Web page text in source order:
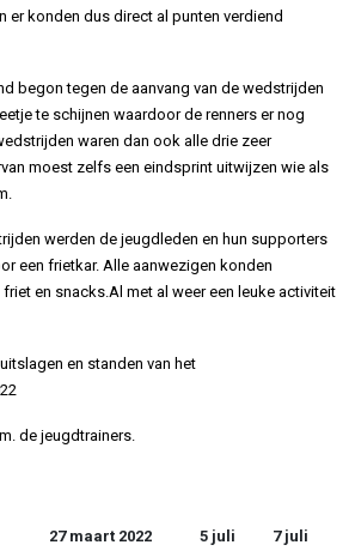
er konden dus direct al punten verdiend
begon tegen de aanvang van de wedstrijden
te schijnen waardoor de renners er nog
waren dan ook alle drie zeer
moest zelfs een eindsprint uitwijzen wie als
werden de jeugdleden en hun supporters
een frietkar. Alle aanwezigen konden
en snacks.Al met al weer een leuke activiteit
en standen van het
de jeugdtrainers.
27 maart 2022
5 juli
7 juli